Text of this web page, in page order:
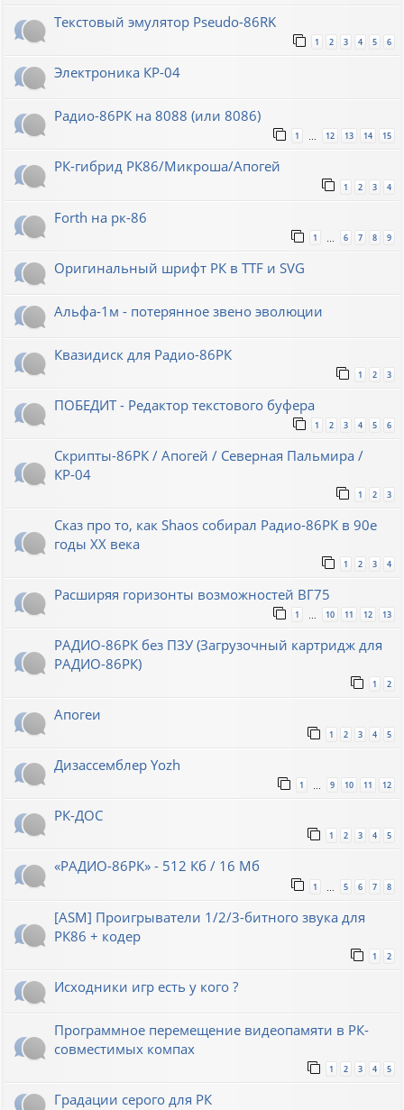
Текстовый эмулятор Pseudo-86RK
1 2 3 4 5 6
Электроника КР-04
Радио-86РК на 8088 (или 8086)
1 … 12 13 14 15
РК-гибрид РК86/Микроша/Апогей
1 2 3 4
Forth на рк-86
1 6 7 8 9
Оригинальный шрифт РК в TTF и SVG
Альфа-1м - потерянное звено эволюции
Квазидиск для Радио-86РК
1 2 3
ПОБЕДИТ - Редактор текстового буфера
1 2 3 4 5 6
Скрипты-86РК / Апогей / Северная Пальмира /
КР-04
1 2 3
Сказ про то, как Shaos собирал Радио-86РК в 90е
годы XX века
1 2 3 4
Расширяя горизонты возможностей ВГ75
1 … 10 11 12 13
РАДИО-86РК без ПЗУ (Загрузочный картридж для
РАДИО-86РК)
1 2
Апогеи
1 2 3 4 5
Дизассемблер Yozh
1 … 9 10 11 12
РК-ДОС
1 2 3 4 5
«РАДИО-86РК» - 512 Кб / 16 Мб
1 5 6 7 8
[ASM] Проигрыватели 1/2/3-битного звука для
РК86 + кодер
1 2
Исходники игр есть у кого ?
Программное перемещение видеопамяти в РК-
совместимых компах
1 2 3 4 5
Градации серого для РК